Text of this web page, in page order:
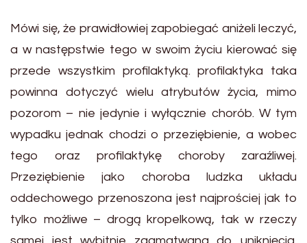
Mówi się, że prawidłowiej zapobiegać aniżeli leczyć,
a w następstwie tego w swoim życiu kierować się
przede wszystkim profilaktyką. profilaktyka taka
powinna dotyczyć wielu atrybutów życia, mimo
pozorom – nie jedynie i wyłącznie chorób. W tym
wypadku jednak chodzi o przeziębienie, a wobec
tego oraz profilaktykę choroby zaraźliwej.
Przeziębienie jako choroba ludzka układu
oddechowego przenoszona jest najprościej jak to
tylko możliwe – drogą kropelkową, tak w rzeczy